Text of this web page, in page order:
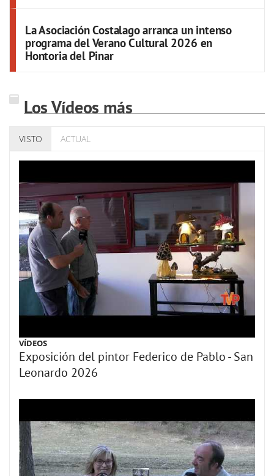
La Asociación Costalago arranca un intenso
programa del Verano Cultural 2026 en
Hontoria del Pinar
Los Vídeos más
VISTO ACTUAL
VÍDEOS
Exposición del pintor Federico de Pablo - San
Leonardo 2026